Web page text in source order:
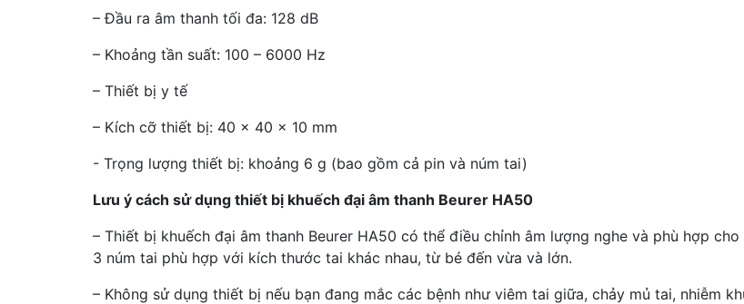
– Đầu ra âm thanh tối đa: 128 dB
– Khoảng tần suất: 100 – 6000 Hz
– Thiết bị y tế
– Kích cỡ thiết bị: 40 x 40 x 10 mm
- Trọng lượng thiết bị: khoảng 6 g (bao gồm cả pin và núm tai)
Lưu ý cách sử dụng thiết bị khuếch đại âm thanh Beurer HA50
– Thiết bị khuếch đại âm thanh Beurer HA50 có thể điều chỉnh âm lượng nghe và phù hợp
3 núm tai phù hợp với kích thước tai khác nhau, từ bé đến vừa và lớn.
– Không sử dụng thiết bị nếu bạn đang mắc các bệnh như viêm tai giữa, chảy mủ tai, nhiễm